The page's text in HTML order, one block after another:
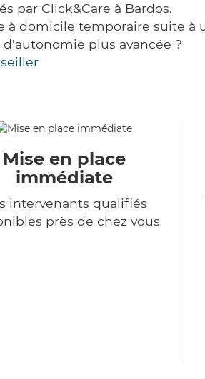
par Click&Care à Bardos.
domicile temporaire suite à
plus avancée ?
Mise en place
immédiate
intervenants qualifiés
près de chez vous